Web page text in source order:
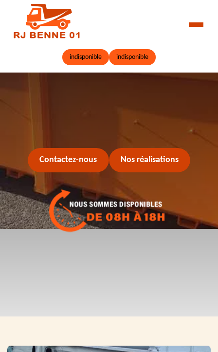
indisponible indisponible
Contactez-nous Nos réalisations